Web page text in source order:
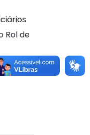
Rol de